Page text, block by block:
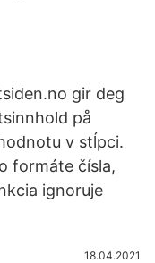
gir deg
på
v stĺpci.
formáte čísla,
ignoruje
18.04.2021